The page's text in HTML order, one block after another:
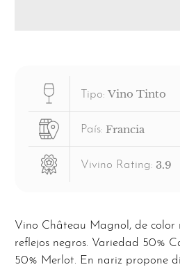
Tipo: Vino Tinto
País: Francia
Vivino Rating: 3.9
Vino Château Magnol, de color
reflejos negros. Variedad 50%
50% Merlot. En nariz propone